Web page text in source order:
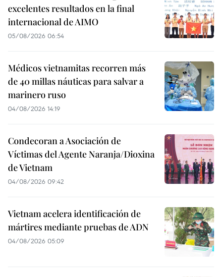
excelentes resultados en la final
internacional de AIMO
05/08/2026 06:54
Médicos vietnamitas recorren más
de 40 millas náuticas para salvar a
marinero ruso
04/08/2026 14:19
Condecoran a Asociación de
Víctimas del Agente Naranja/Dioxina
de Vietnam
04/08/2026 09:42
Vietnam acelera identificación de
mártires mediante pruebas de ADN
04/08/2026 05:09